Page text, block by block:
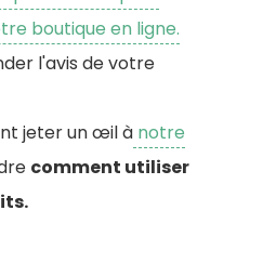
boutique en ligne.
l'avis de votre
jeter un œil à notre
comment utiliser